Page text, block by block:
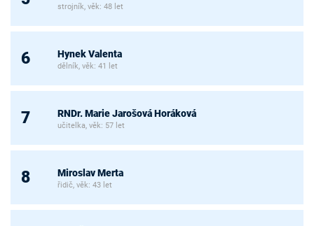
strojník, věk: 48 let
6 Hynek Valenta
dělník, věk: 41 let
7 RNDr. Marie Jarošová Horáková
učitelka, věk: 57 let
8 Miroslav Merta
řidič, věk: 43 let